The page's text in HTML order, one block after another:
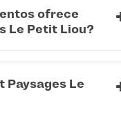
ofrece
Le Petit Liou?
Paysages Le